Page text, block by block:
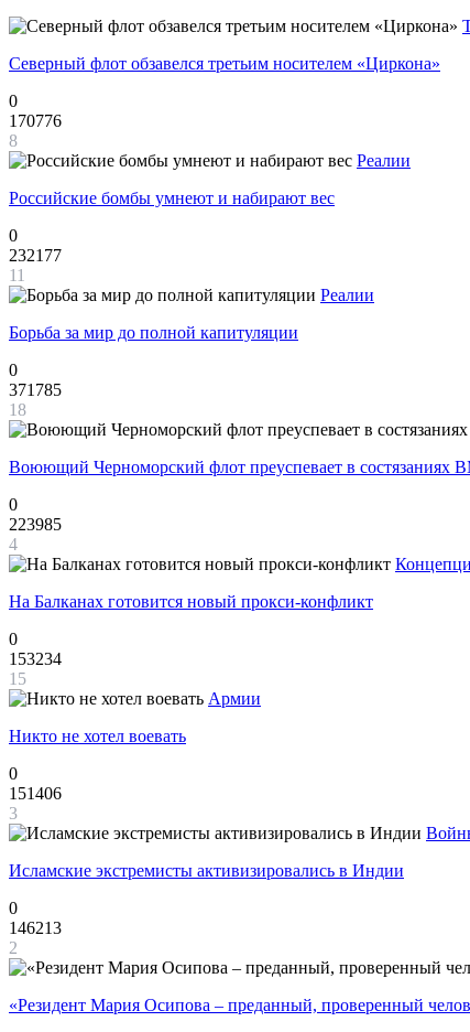
Северный флот обзавелся третьим носителем «Циркона»
0
170776
8
Реалии
Российские бомбы умнеют и набирают вес
0
232177
11
Реалии
Борьба за мир до полной капитуляции
0
371785
18
Воюющий Черноморский флот преуспевает в состязаниях
0
223985
4
На Балканах готовится новый прокси-конфликт
0
153234
15
Армии
Никто не хотел воевать
0
151406
3
Исламские экстремисты активизировались в Индии
0
146213
2
«Резидент Мария Осипова – преданный, проверенный